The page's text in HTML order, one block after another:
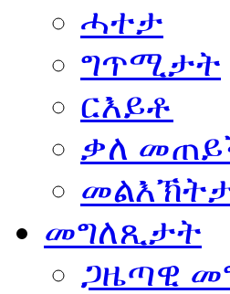
ሓተታ
ግጥሚታት
ርእይቶ
ቃለ
መግለጺታት
ጋዜጣዊ